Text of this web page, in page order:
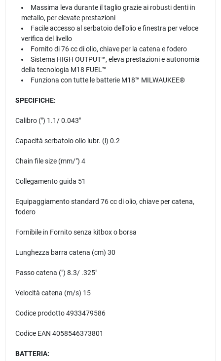
Massima leva durante il taglio grazie ai robusti denti in
metallo, per elevate prestazioni
Facile accesso al serbatoio dell'olio e finestra per veloce
verifica del livello
Fornito di 76 cc di olio, chiave per la catena e fodero
Sistema HIGH OUTPUT™, eleva prestazioni e autonomia
della tecnologia M18 FUEL™
Funziona con tutte le batterie M18™ MILWAUKEE®
SPECIFICHE:
Calibro (") 1.1/ 0.043″
Capacità serbatoio olio lubr. (l) 0.2
Chain file size (mm/") 4
Collegamento guida 51
Equipaggiamento standard 76 cc di olio, chiave per catena,
fodero
Fornibile in Fornito senza kitbox o borsa
Lunghezza barra catena (cm) 30
Passo catena (") 8.3/ .325″
Velocità catena (m/s) 15
Codice prodotto 4933479586
Codice EAN 4058546373801
BATTERIA: